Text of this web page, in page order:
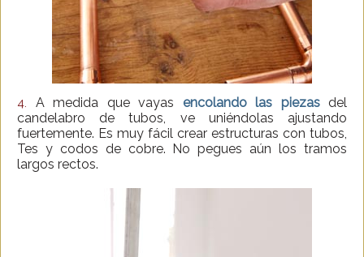
4. A medida que vayas encolando las piezasdel
candelabro de tubos, ve uniéndolas ajustando
fuertemente. Es muy fácil crear estructuras con tubos,
Tes y codos de cobre. No pegues aún los tramos
largos rectos.